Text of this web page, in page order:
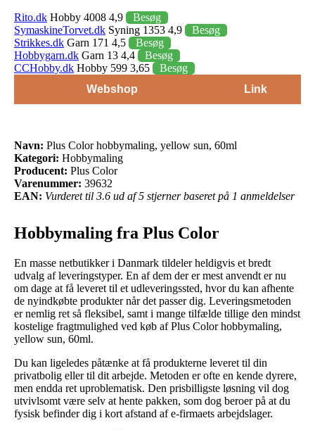
Rito.dk Hobby 4008 4,9
Besøg
SymaskineTorvet.dk Syning 1353 4,9
Besøg
Strikkes.dk Garn 171 4,5
Besøg
Hobbygarn.dk Garn 13 4,4
Besøg
CCHobby.dk Hobby 599 3,65
Besøg
Webshop
Link
Navn: Plus Color hobbymaling, yellow sun, 60ml
Kategori: Hobbymaling
Producent: Plus Color
Varenummer: 39632
EAN: Vurderet til 3.6 ud af 5 stjerner baseret på 1 anmeldelser
Hobbymaling fra Plus Color
En masse netbutikker i Danmark tildeler heldigvis et bredt
udvalg af leveringstyper. En af dem der er mest anvendt er nu
om dage at få leveret til et udleveringssted, hvor du kan afhente
de nyindkøbte produkter når det passer dig. Leveringsmetoden
er nemlig ret så fleksibel, samt i mange tilfælde tillige den mindst
kostelige fragtmulighed ved køb af Plus Color hobbymaling,
yellow sun, 60ml.
Du kan ligeledes påtænke at få produkterne leveret til din
privatbolig eller til dit arbejde. Metoden er ofte en kende dyrere,
men endda ret uproblematisk. Den prisbilligste løsning vil dog
utvivlsomt være selv at hente pakken, som dog beroer på at du
fysisk befinder dig i kort afstand af e-firmaets arbejdslager.